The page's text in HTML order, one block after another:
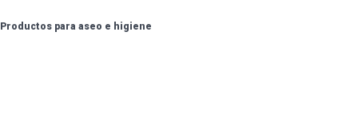
Productos para aseo e higiene